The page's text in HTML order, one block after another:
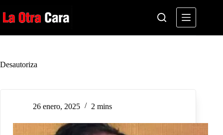
al
contenido
Desautoriza
26 enero, 2025 2 mins